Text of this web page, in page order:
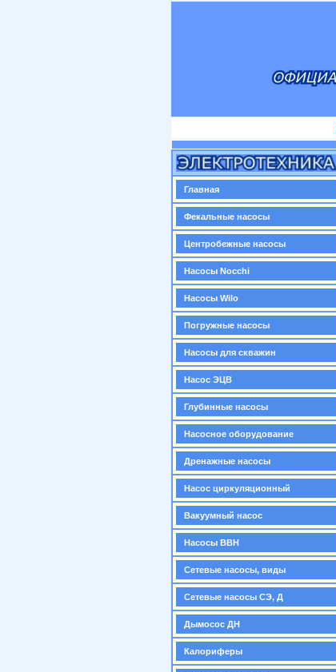
Главная
Фекальные насосы
Центробежные насосы
Насосы Nocchi
Насосы Wilo
Погружные насосы
Насосы для скважин
Насос ЭЦВ
Глубинные насосы
Насосное оборудование
Дренажные насосы
Насос циркуляционный
Вакуумный насос
Насосы ВВН
Сетевые насосы, виды
Сетевые насосы СЭ, Д
Дымосос ДН
Калориферы